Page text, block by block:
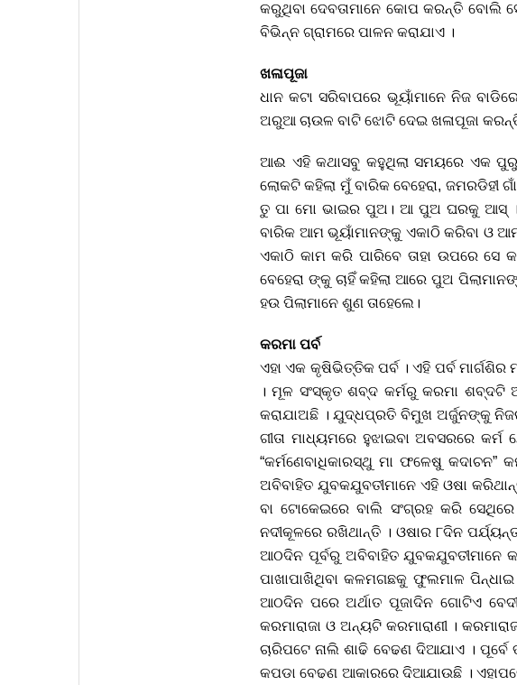
କରୁଥିବା ଦେବତାମାନେ କୋପ କରନ୍ତି ବୋଲି
ବିଭିନ୍ନ ଗ୍ରାମରେ ପାଳନ କରାଯାଏ ।
ଖଳାପୂଜା
ଧାନ କଟା ସରିବାପରେ ଭୂୟାଁମାନେ ନିଜ
ଅରୁଆ ଚାଉଳ ବାଟି ଝୋଟି ଦେଇ ଖଳାପୂଜା
ଆଈ ଏହି କଥାସବୁ କହୁଥିଲା ସମୟରେ ଏକ
ଲୋକଟି କହିଲା ମୁଁ ବାରିକ ବେହେରା, ଜମରଡିହୀ
ତୁ ପା ମୋ ଭାଇର ପୁଅ। ଆ ପୁଅ ଘରକୁ ଆସ୍ ।
ବାରିକ ଆମ ଭୂୟାଁମାନଙ୍କୁ ଏକାଠି କରିବା ଓ
ଏକାଠି କାମ କରି ପାରିବେ ତାହା ଉପରେ
ବେହେରା ଙ୍କୁ ଚାହିଁ କହିଲା ଆରେ ପୁଅ
ହଉ ପିଲାମାନେ ଶୁଣ ତାହେଲେ।
କରମା ପର୍ବ
ଏହା ଏକ କୃଷିଭିତ୍ତିକ ପର୍ବ । ଏହି ପର୍ବ
। ମୂଳ ସଂସ୍କୃତ ଶବ୍ଦ କର୍ମରୁ କରମା ଶବ୍ଦଟି
କରାଯାଅଛି । ଯୁଦ୍ଧପ୍ରତି ବିମୁଖ ଅର୍ଜୁନଙ୍କୁ ନିଜର
ଗୀତା ମାଧ୍ୟମରେ ହୁଝାଇବା ଅବସରରେ
“କର୍ମଣେବାଧିକାରସ୍ଥୁ ମା ଫଳେଷୁ କଦାଚନ”
ଅବିବାହିତ ଯୁବକଯୁବତୀମାନେ ଏହି ଓଷା
ବା ଟୋକେଇରେ ବାଲି ସଂଗ୍ରହ କରି
ନଦୀକୂଳରେ ରଖିଥାନ୍ତି । ଓଷାର ୮ଦିନ
ଆଠଦିନ ପୂର୍ବରୁ ଅବିବାହିତ ଯୁବକଯୁବତୀମାନେ
ପାଖାପାଖିଥିବା କଳମଗଛକୁ ଫୁଲମାଳ
ଆଠଦିନ ପରେ ଅର୍ଥାତ ପୂଜାଦିନ ଗୋଟିଏ
କରମାରାଜା ଓ ଅନ୍ୟଟି କରମାରାଣୀ ।
ଚାରିପଟେ ନାଲି ଶାଢି ବେଢଣ ଦିଆଯାଏ ।
କପଡା ବେଢଣ ଆକାରରେ ଦିଆଯାଉଛି ।